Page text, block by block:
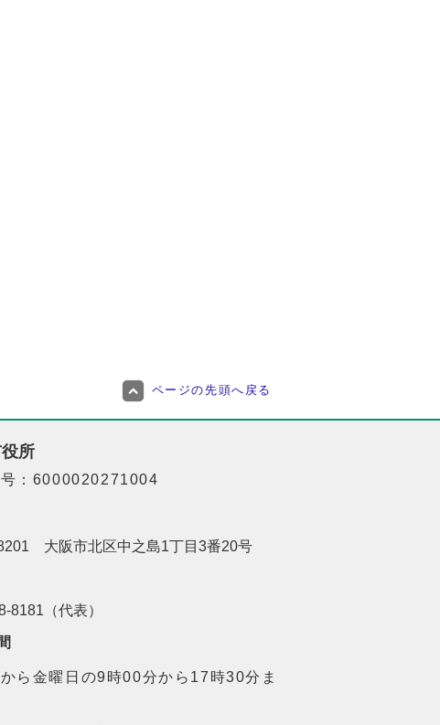
ページの先頭へ戻る
所
：6000020271004
大阪市北区中之島1丁目3番20号
8181（代表）
ら金曜日の9時00分から17時30分ま